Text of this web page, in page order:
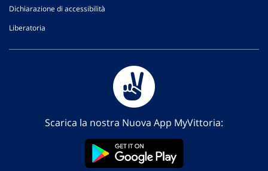
Dichiarazione di accessibilità
Liberatoria
Scarica la nostra Nuova App MyVittoria: